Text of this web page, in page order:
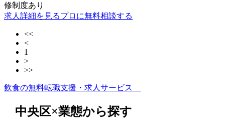
修制度あり
求人詳細を見るプロに無料相談する
<<
<
1
>
>>
飲食の無料転職支援・求人サービス
中央区×業態から探す